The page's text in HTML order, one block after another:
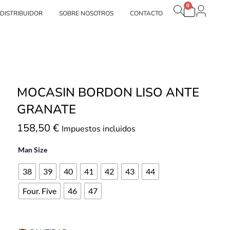
marcas SOBRE NOSOTROS CONTACTO
0
Carrito
MOCASIN BORDON LISO ANTE
GRANATE
158,50 € Impuestos incluidos
Man Size
38 39 40 41 42 43
44
Four. Five
46 47